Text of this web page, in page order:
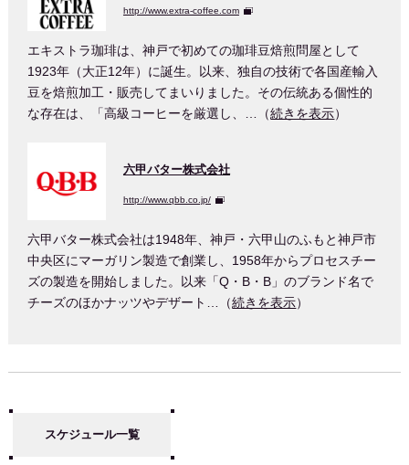
http://www.extra-coffee.com
エキストラ珈琲は、神戸で初めての珈琲豆焙煎問屋として
1923年（大正12年）に誕生。以来、独自の技術で各国産輸入
豆を焙煎加工・販売してまいりました。その伝統ある個性的
な存在は、「高級コーヒーを厳選し、…（続きを表示）
六甲バター株式会社
http://www.qbb.co.jp/
六甲バター株式会社は1948年、神戸・六甲山のふもと神戸市
中央区にマーガリン製造で創業し、1958年からプロセスチー
ズの製造を開始しました。以来「Q・B・B」のブランド名で
チーズのほかナッツやデザート…（続きを表示）
スケジュール一覧